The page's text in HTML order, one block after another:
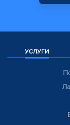
УСЛУГИ